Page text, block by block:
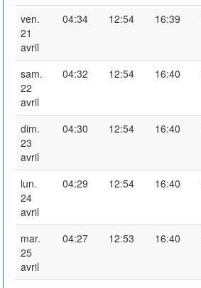
ven.
21
avril
04:34 12:54 16:39
sam.
22
avril
04:32 12:54 16:40
dim.
23
avril
04:30 12:54 16:40
lun.
24
avril
04:29 12:54 16:40
mar.
25
avril
04:27 12:53 16:40